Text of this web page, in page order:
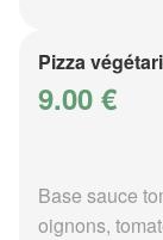
Pizza
9.00 €
Base sauce
oignons,